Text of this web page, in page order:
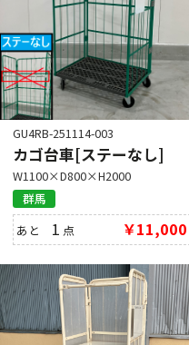
GU4RB-251114-003
カゴ台車[ステーなし]
W1100×D800×H2000
群馬
あと 1 点 ￥11,000